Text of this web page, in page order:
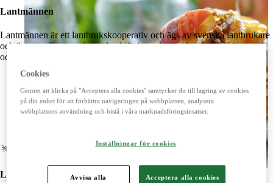
Lantmännen
Lantmännen är ett lantbrukskooperativ och ägs av svenska lantbrukare
och är norra Europas ledande aktör inom lantbruk, maskin, bioenergi
och livsmedel.
Lantmännen
Lantmännen Finans
Lantbruk
Cookies
Genom att klicka på "Acceptera alla cookies" samtycker du till lagring av cookies
på din enhet för att förbättra navigeringen på webbplatsen, analysera
webbplatsens användning och bistå i våra marknadsföringsinsatser.
Inställningar för cookies
Avvisa alla Acceptera alla cookies